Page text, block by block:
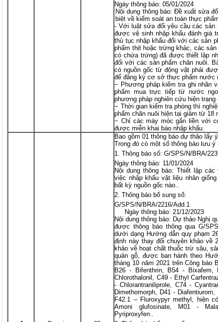
Ngày thông báo: 05/01/2024
Nội dung thông báo: Đề xuất sửa
biệt về kiểm soát an toàn thực
- Với luật sửa đổi yêu cầu các sản
được vệ sinh nhập khẩu đánh giá
thủ tục nhập khẩu đối với các sản
phẩm thịt hoặc trứng khác, các
có chứa trứng) đã được thiết lập
đối với các sản phẩm chăn nuôi.
có nguồn gốc từ động vật phải
để đăng ký cơ sở thực phẩm nước
− Phương pháp kiểm tra ghi nhãn
phẩm mua trực tiếp từ nước
phương pháp nghiên cứu hiện
− Thời gian kiểm tra phòng thí
phẩm chăn nuôi hiện tại giảm từ 18
− Chỉ các máy móc gắn liền với
được miễn khai báo nhập khẩu.
Bao gồm 01 thông báo dự thảo lấy
Trong đó có một số thông báo lưu
Thông báo số: G/SPS/N/BRA/
Ngày thông báo: 11/01/2024
Nội dung thông báo: Thiết lập
việc nhập khẩu vật liệu nhân
bất kỳ nguồn gốc nào..
Thông báo bổ sung số:
G/SPS/N/BRA/2216/Add.1
Ngày thông báo: 21/12/2023
Nội dung thông báo: Dự thảo Nghị
được thông báo thông qua G/
dưới dạng Hướng dẫn quy phạm
định này thay đổi chuyên khảo về
khảo về hoạt chất thuốc trừ sâu,
quản gỗ, được ban hành theo
tháng 10 năm 2021 trên Công báo
B26 - Bifenthrin, B54 - Bixafem,
Chlorothalonil, C49 - Ethyl
- Chlorantraniliprole, C74 -
Dimethomorph, D41 -
F42.1 – Fluroxypyr methyl, hiện
Amoni glufosinate, M01 -
Pyriproxyfen..